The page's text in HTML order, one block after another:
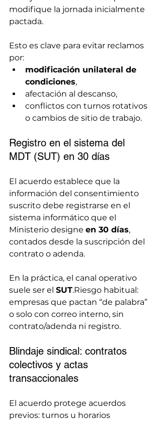
modifique la jornada inicialmente
pactada.
Esto es clave para evitar reclamos
por:
modificación unilateral de
condiciones,
afectación al descanso,
conflictos con turnos rotativos
o cambios de sitio de trabajo.
Registro en el sistema del
MDT (SUT) en 30 días
El acuerdo establece que la
información del consentimiento
suscrito debe registrarse en el
sistema informático que el
Ministerio designe en 30 días,
contados desde la suscripción del
contrato o adenda.
En la práctica, el canal operativo
suele ser el SUT.Riesgo habitual:
empresas que pactan “de palabra”
o solo con correo interno, sin
contrato/adenda ni registro.
Blindaje sindical: contratos
colectivos y actas
transaccionales
El acuerdo protege acuerdos
previos: turnos u horarios